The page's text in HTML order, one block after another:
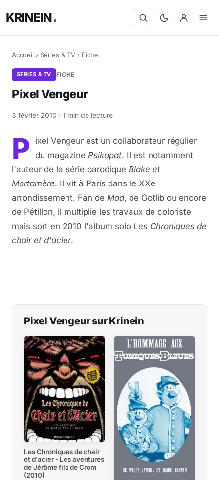
KRINEIN
Accueil › Séries & TV › Fiche
SÉRIES & TV FICHE
Pixel Vengeur
3 février 2010 · 1 min de lecture
P
ixel Vengeur est un collaborateur régulier
du magazine Psikopat. Il est notamment
l'auteur de la série parodique Blake et
Mortamère. Il vit à Paris dans le XXe
arrondissement. Fan de Mad, de Gotlib ou encore
de Pétillon, il multiplie les travaux de coloriste
mais sort en 2010 l'album solo Les Chroniques de
chair et d'acier.
Pixel Vengeur sur Krinein
Les Chroniques de chair
et d'acier - Les aventures
de Jérôme fils de Crom
(2010)